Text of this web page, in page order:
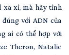
xa xỉ, mà hãy tỉnh
với ADN của
ai có thể hợp với
Theron, Natalie